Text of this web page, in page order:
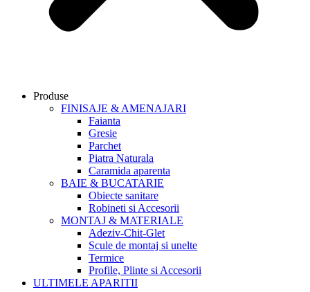
Produse
FINISAJE & AMENAJARI
Faianta
Gresie
Parchet
Piatra Naturala
Caramida aparenta
BAIE & BUCATARIE
Obiecte sanitare
Robineti si Accesorii
MONTAJ & MATERIALE
Adeziv-Chit-Glet
Scule de montaj si unelte
Termice
Profile, Plinte si Accesorii
ULTIMELE APARITII